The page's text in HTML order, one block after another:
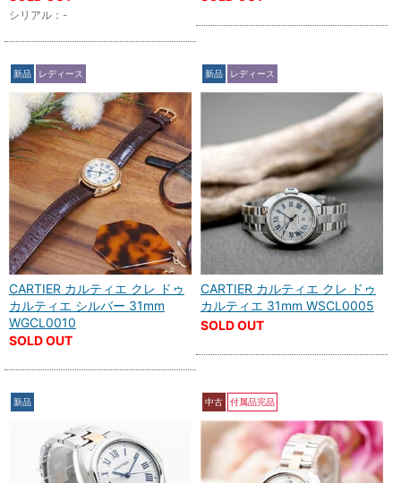
シリアル：-
新品 レディース
CARTIER カルティエ クレ ドゥ
カルティエ シルバー 31mm
WGCL0010
SOLD OUT
新品 レディース
CARTIER カルティエ クレ ドゥ
カルティエ 31mm WSCL0005
SOLD OUT
新品 中古 付属品完品